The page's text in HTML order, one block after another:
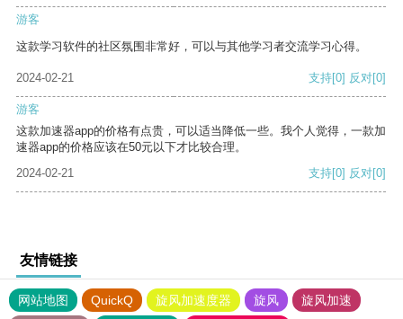
游客
这款学习软件的社区氛围非常好，可以与其他学习者交流学习心得。
2024-02-21 支持[0] 反对[0]
游客
这款加速器app的价格有点贵，可以适当降低一些。我个人觉得，一款加
速器app的价格应该在50元以下才比较合理。
2024-02-21
支持[0] 反对[0]
友情链接
网站地图 QuickQ 旋风加速度器 旋风
旋风加速